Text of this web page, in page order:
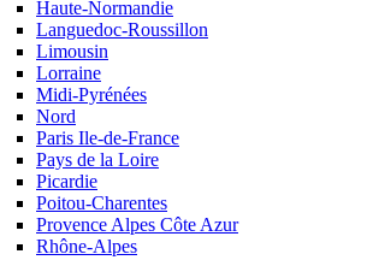
Haute-Normandie
Languedoc-Roussillon
Limousin
Lorraine
Midi-Pyrénées
Nord
Paris Ile-de-France
Pays de la Loire
Picardie
Poitou-Charentes
Provence Alpes Côte Azur
Rhône-Alpes